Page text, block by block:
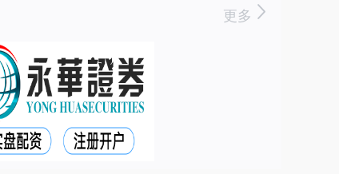
更多